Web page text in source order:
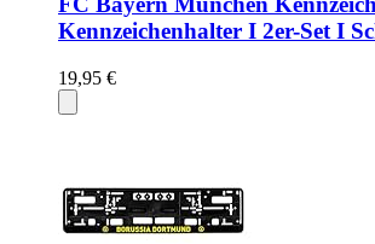
Kennzeichenhalter I 2er-Set I
19,95 €